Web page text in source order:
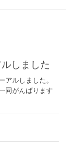
しました
アルしました。
同がんばります